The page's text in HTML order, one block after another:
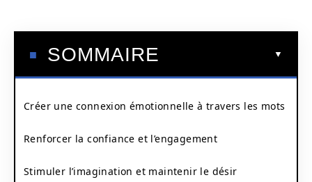
SOMMAIRE
Créer une connexion émotionnelle à travers les mots
Renforcer la confiance et l’engagement
Stimuler l’imagination et maintenir le désir